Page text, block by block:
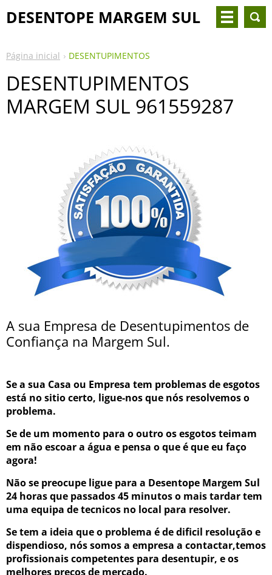
DESENTOPE MARGEM SUL
Página inicial DESENTUPIMENTOS
DESENTUPIMENTOS
MARGEM SUL 961559287
A sua Empresa de Desentupimentos de
Confiança na Margem Sul.
Se a sua Casa ou Empresa tem problemas de esgotos
está no sitio certo, ligue-nos que nós resolvemos o
problema.
Se de um momento para o outro os esgotos teimam
em não escoar a água e pensa o que é que eu faço
agora!
Não se preocupe ligue para a Desentope Margem Sul
24 horas que passados 45 minutos o mais tardar tem
uma equipa de tecnicos no local para resolver.
Se tem a ideia que o problema é de dificil resolução e
dispendioso, nós somos a empresa a contactar,temos
profissionais competentes para desentupir, e os
melhores preços de mercado.